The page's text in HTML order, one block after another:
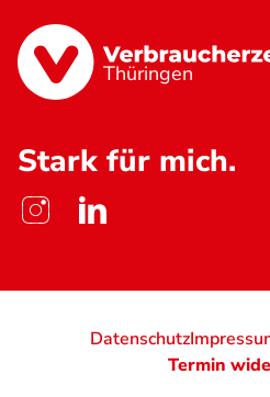
Thüringen
Stark für mich.
Datenschutz
Termin